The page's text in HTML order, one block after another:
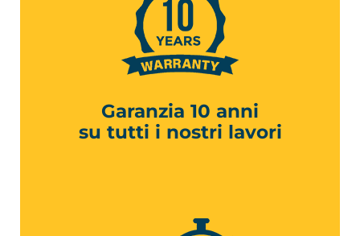
Garanzia 10 anni
su tutti i nostri lavori